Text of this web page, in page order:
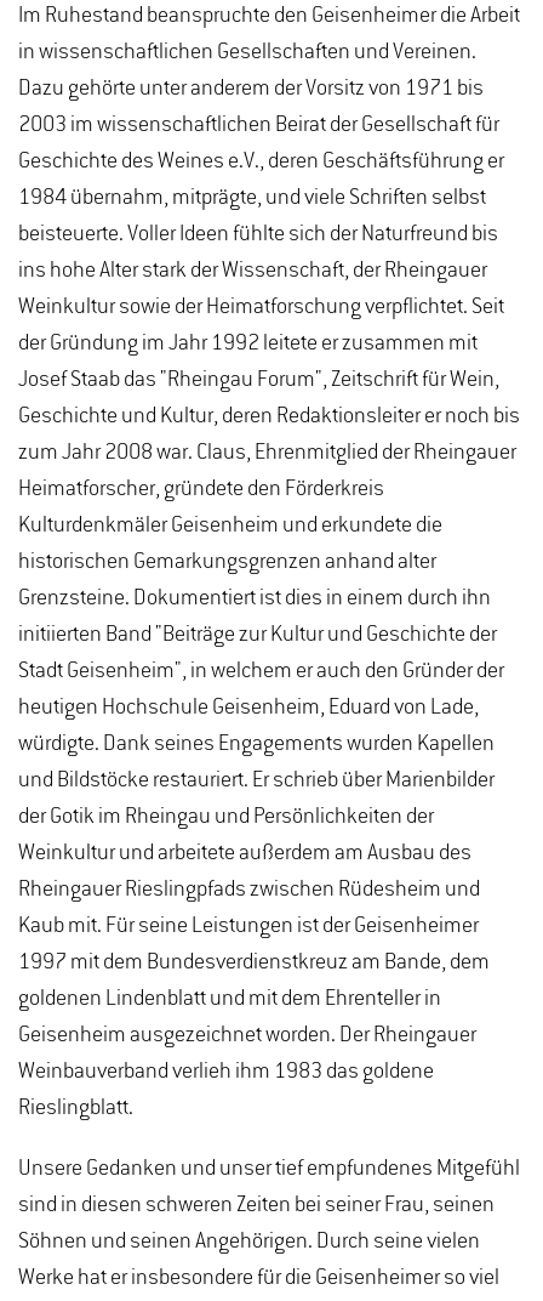
Im Ruhestand beanspruchte den Geisenheimer die Arbeit
in wissenschaftlichen Gesellschaften und Vereinen.
Dazu gehörte unter anderem der Vorsitz von 1971 bis
2003 im wissenschaftlichen Beirat der Gesellschaft für
Geschichte des Weines e.V., deren Geschäftsführung er
1984 übernahm, mitprägte, und viele Schriften selbst
beisteuerte. Voller Ideen fühlte sich der Naturfreund bis
ins hohe Alter stark der Wissenschaft, der Rheingauer
Weinkultur sowie der Heimatforschung verpflichtet. Seit
der Gründung im Jahr 1992 leitete er zusammen mit
Josef Staab das "Rheingau Forum", Zeitschrift für Wein,
Geschichte und Kultur, deren Redaktionsleiter er noch bis
zum Jahr 2008 war. Claus, Ehrenmitglied der Rheingauer
Heimatforscher, gründete den Förderkreis
Kulturdenkmäler Geisenheim und erkundete die
historischen Gemarkungsgrenzen anhand alter
Grenzsteine. Dokumentiert ist dies in einem durch ihn
initiierten Band "Beiträge zur Kultur und Geschichte der
Stadt Geisenheim", in welchem er auch den Gründer der
heutigen Hochschule Geisenheim, Eduard von Lade,
würdigte. Dank seines Engagements wurden Kapellen
und Bildstöcke restauriert. Er schrieb über Marienbilder
der Gotik im Rheingau und Persönlichkeiten der
Weinkultur und arbeitete außerdem am Ausbau des
Rheingauer Rieslingpfads zwischen Rüdesheim und
Kaub mit. Für seine Leistungen ist der Geisenheimer
1997 mit dem Bundesverdienstkreuz am Bande, dem
goldenen Lindenblatt und mit dem Ehrenteller in
Geisenheim ausgezeichnet worden. Der Rheingauer
Weinbauverband verlieh ihm 1983 das goldene
Rieslingblatt.
Unsere Gedanken und unser tief empfundenes Mitgefühl
sind in diesen schweren Zeiten bei seiner Frau, seinen
Söhnen und seinen Angehörigen. Durch seine vielen
Werke hat er insbesondere für die Geisenheimer so viel